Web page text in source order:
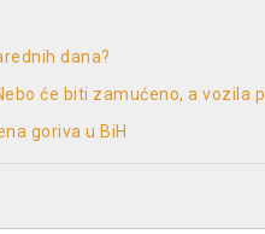
dana?
će biti zamućeno, a vozila
goriva u BiH